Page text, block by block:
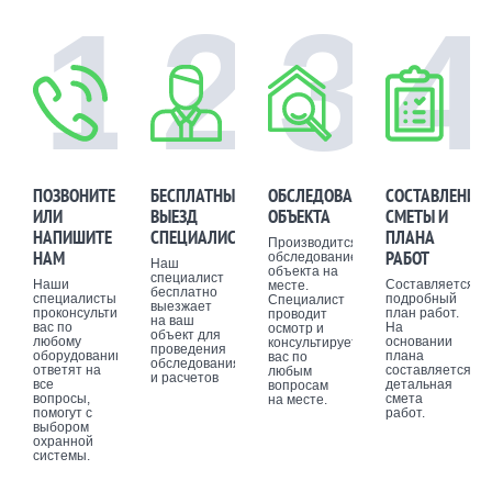
Установка пожарной сигнализации
проводится в любых помещениях, кроме
мест с повышенной влажностью (ванной,
душевой, туалета). Она будет одинаково
эффективна на предприятии, в офисе,
жилом доме, квартире или на даче,
1
ПОЗВОНИТЕ
ИЛИ
НАПИШИТЕ
НАМ
Наши
специалисты
проконсультируют
вас по
любому
оборудованию,
ответят на
все
вопросы,
помогут с
выбором
охранной
системы.
2
БЕСПЛАТНЫЙ
ВЫЕЗД
СПЕЦИАЛИСТА
Наш
специалист
бесплатно
выезжает
на ваш
объект для
проведения
обследования
и расчетов
3
ОБСЛЕДОВАНИЕ
ОБЪЕКТА
Производится
обследование
объекта на
месте.
Специалист
проводит
осмотр и
консультирует
вас по
любым
вопросам
на месте.
4
СОСТАВЛЕНИЕ
СМЕТЫ И
ПЛАНА
РАБОТ
Составляется
подробный
план работ.
На
основании
плана
составляется
детальная
смета
работ.